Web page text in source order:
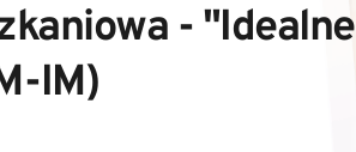
- "Idealne
IM)